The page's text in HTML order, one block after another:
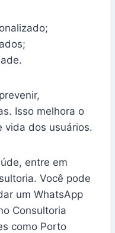
Isso melhora o
vida dos usuários.
entre em
Você pode
um WhatsApp
Consultoria
como Porto